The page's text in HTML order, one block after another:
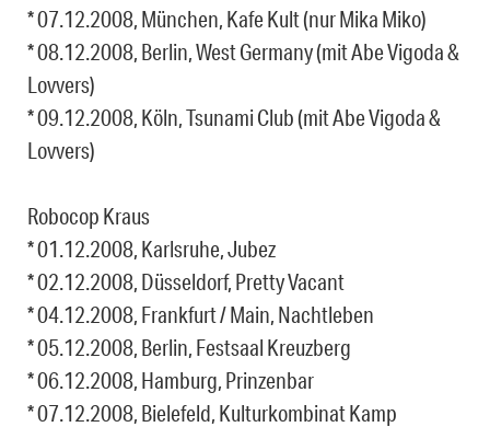
* 07.12.2008, München, Kafe Kult (nur Mika Miko)
* 08.12.2008, Berlin, West Germany (mit Abe Vigoda &
Lovvers)
* 09.12.2008, Köln, Tsunami Club (mit Abe Vigoda &
Lovvers)
Robocop Kraus
* 01.12.2008, Karlsruhe, Jubez
* 02.12.2008, Düsseldorf, Pretty Vacant
* 04.12.2008, Frankfurt / Main, Nachtleben
* 05.12.2008, Berlin, Festsaal Kreuzberg
* 06.12.2008, Hamburg, Prinzenbar
* 07.12.2008, Bielefeld, Kulturkombinat Kamp